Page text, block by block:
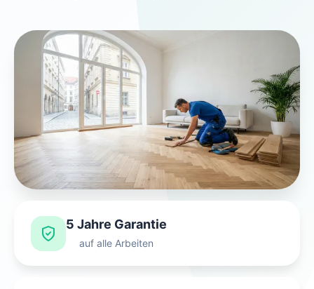
5 Jahre Garantie
auf alle Arbeiten